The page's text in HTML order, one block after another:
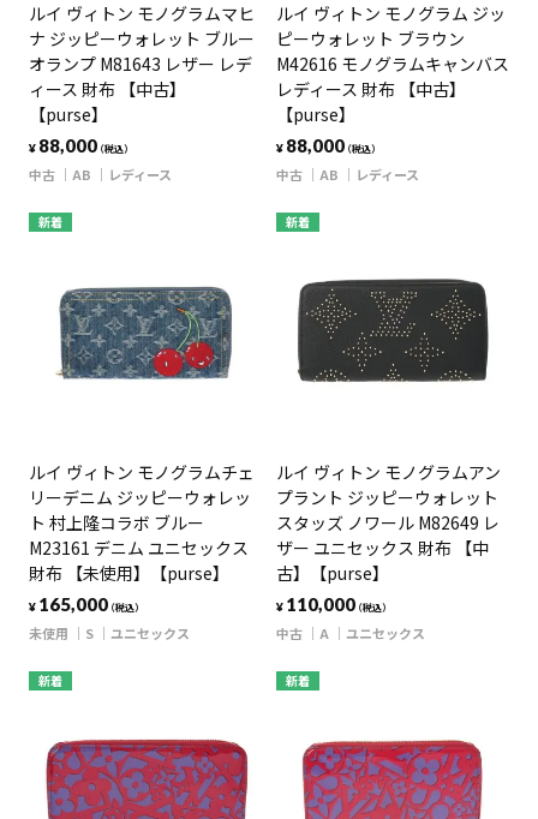
ルイ ヴィトン モノグラムマヒ
ナ ジッピーウォレット ブルー
オランプ M81643 レザー レデ
ィース 財布 【中古】
【purse】
¥ 88,000（税込）
中古 AB レディース
ルイ ヴィトン モノグラム ジッ
ピーウォレット ブラウン
M42616 モノグラムキャンバス
レディース 財布 【中古】
【purse】
¥ 88,000（税込）
中古 AB レディース
新着
ルイ ヴィトン モノグラムチェ
リーデニム ジッピーウォレッ
ト 村上隆コラボ ブルー
M23161 デニム ユニセックス
財布 【未使用】【purse】
¥ 165,000（税込）
未使用 S ユニセックス
新着
ルイ ヴィトン モノグラムアン
プラント ジッピーウォレット
スタッズ ノワール M82649 レ
ザー ユニセックス 財布 【中
古】【purse】
¥ 110,000（税込）
中古 A ユニセックス
新着 新着